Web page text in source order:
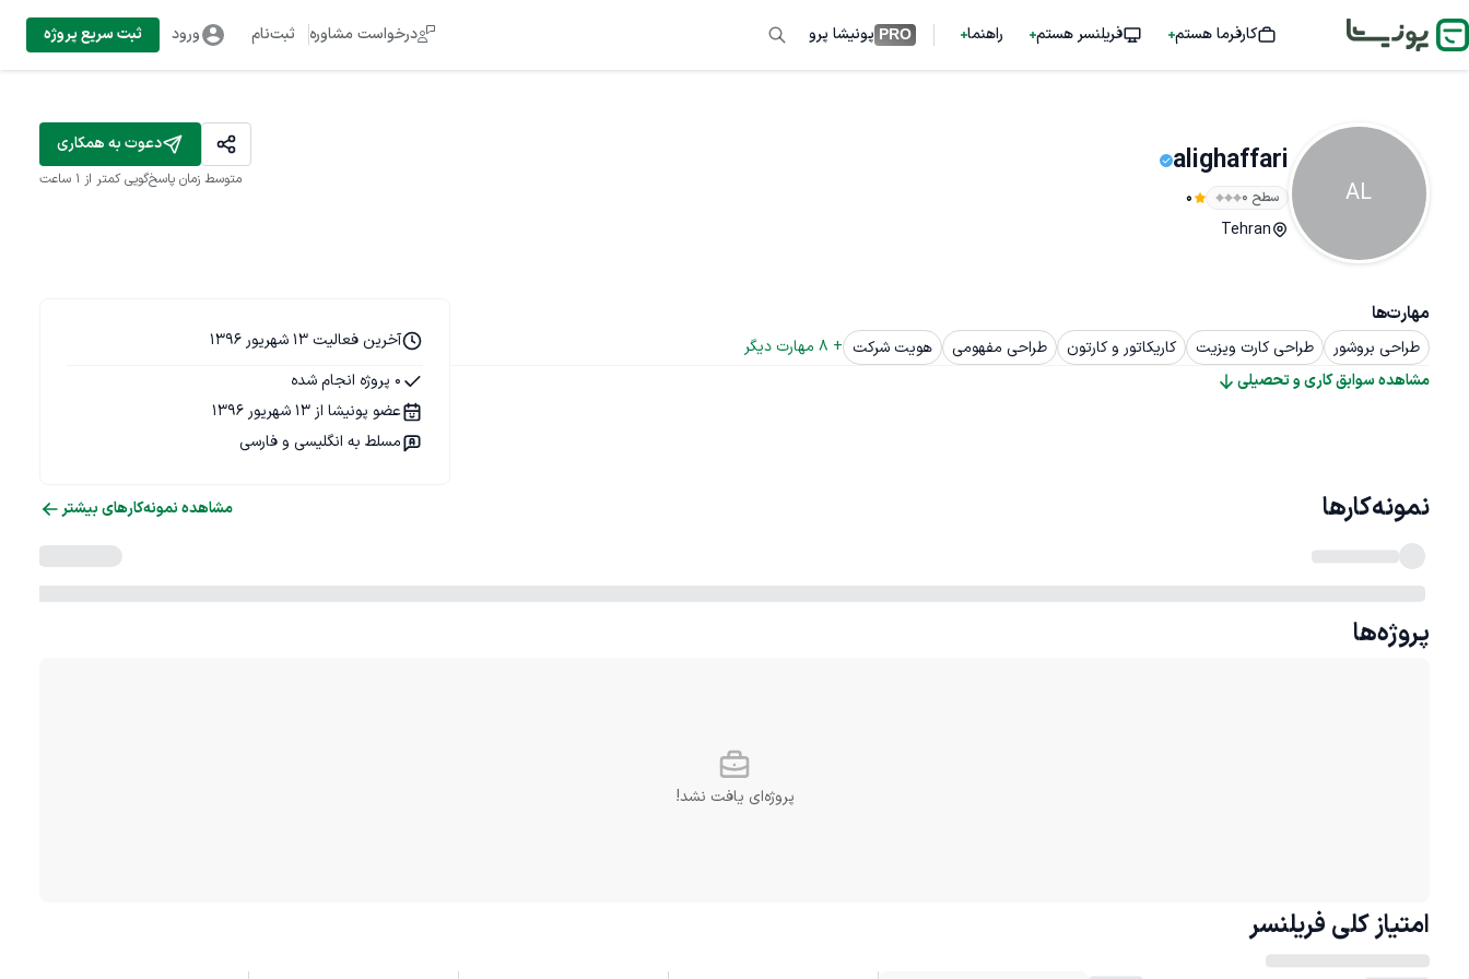
کارفرما هستم فریلنسر هستم راهنما PRO پونیشا پرو درخواست مشاوره ثبت‌نام ورود ثبت سریع پروژه
AL
alighaffari
سطح ۰ 0
Tehran
دعوت به همکاری
متوسط زمان پاسخ‌گویی کمتر از 1 ساعت
مهارت‌ها
طراحی بروشور طراحی کارت ویزیت کاریکاتور و کارتون طراحی مفهومی هویت شرکت +
8 مهارت دیگر
مشاهده سوابق کاری و تحصیلی
آخرین فعالیت 13 شهریور 1396
0 پروژه انجام شده
عضو پونیشا از 13 شهریور 1396
مسلط به انگلیسی و فارسی
نمونه‌کارها مشاهده نمونه‌کارهای بیشتر
پروژه‌ها
پروژه‌ای یافت نشد!
امتیاز کلی فریلنسر